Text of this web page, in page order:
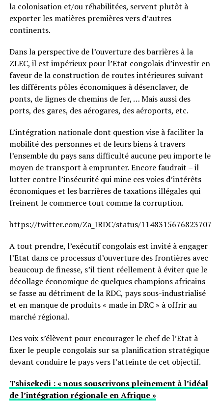
la colonisation et/ou réhabilitées, servent plutôt à
exporter les matières premières vers d’autres
continents.
Dans la perspective de l’ouverture des barrières à la
ZLEC, il est impérieux pour l’Etat congolais d’investir en
faveur de la construction de routes intérieures suivant
les différents pôles économiques à désenclaver, de
ponts, de lignes de chemins de fer, … Mais aussi des
ports, des gares, des aérogares, des aéroports, etc.
L’intégration nationale dont question vise à faciliter la
mobilité des personnes et de leurs biens à travers
l’ensemble du pays sans difficulté aucune peu importe le
moyen de transport à emprunter. Encore faudrait – il
lutter contre l’insécurité qui mine ces voies d’intérêts
économiques et les barrières de taxations illégales qui
freinent le commerce tout comme la corruption.
https://twitter.com/Za_IRDC/status/
A tout prendre, l’exécutif congolais est invité à engager
l’Etat dans ce processus d’ouverture des frontières avec
beaucoup de finesse, s’il tient réellement à éviter que le
décollage économique de quelques champions africains
se fasse au détriment de la RDC, pays sous-industrialisé
et en manque de produits « made in DRC » à offrir au
marché régional.
Des voix s’élèvent pour encourager le chef de l’Etat à
fixer le peuple congolais sur sa planification stratégique
devant conduire le pays vers l’atteinte de cet objectif.
Tshisekedi : « nous souscrivons pleinement à l’idéal
de l’intégration régionale en Afrique »